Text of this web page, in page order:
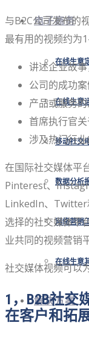
电子商务
在线生意
在线生意
移动社交
数据分析
网络营销
在线生意
解决方案
与B2C公司发布的
最有用的视频约为
讲述企业故
公司的成功
产品或服务
首席执行官
涉及热门行
在国际社交媒体平
Pinterest、
LinkedIn、Twitter
选择的社交媒体平
业共同的视频营销
社交媒体视频可以
1，B2B社交
在客户和拓